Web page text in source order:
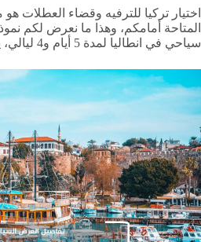
اختيار تركيا للترفيه وقضاء العطلات
المتاحة أمامكم، وهذا ما نعرض لكم
سياحي في انطاليا لمدة 5 أيام و4 ليالي، يشمل الآتي: